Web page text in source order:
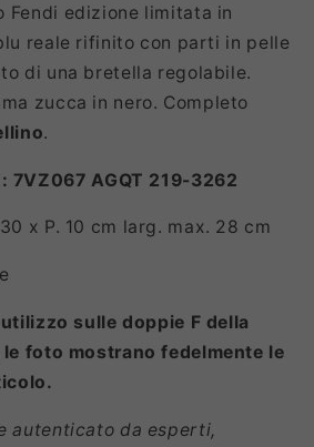
Fendi edizione limitata in
reale rifinito con parti in pelle
di una bretella regolabile.
zucca in nero. Completo
.
7VZ067 AGQT 219-3262
x P. 10 cm larg. max. 28 cm
sulle doppie F della
foto mostrano fedelmente le
autenticato da esperti,